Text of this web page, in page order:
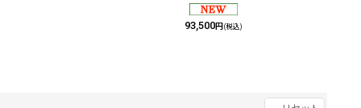
93,500円 (税込)